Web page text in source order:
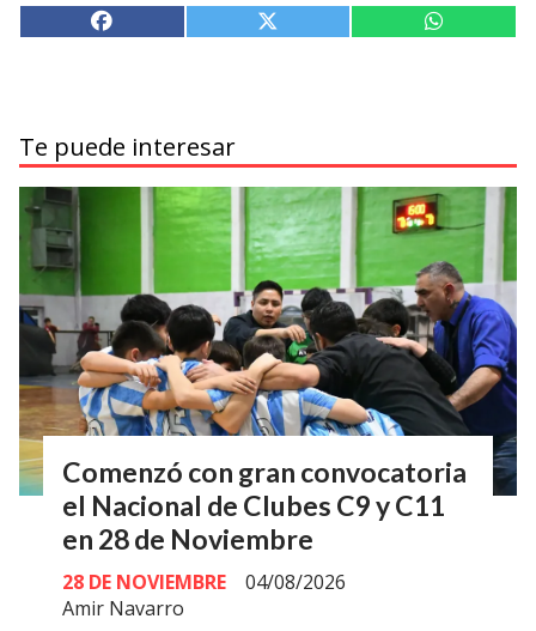
Te puede interesar
Comenzó con gran convocatoria
el Nacional de Clubes C9 y C11
en 28 de Noviembre
Amir Navarro
28 DE NOVIEMBRE 04/08/2026